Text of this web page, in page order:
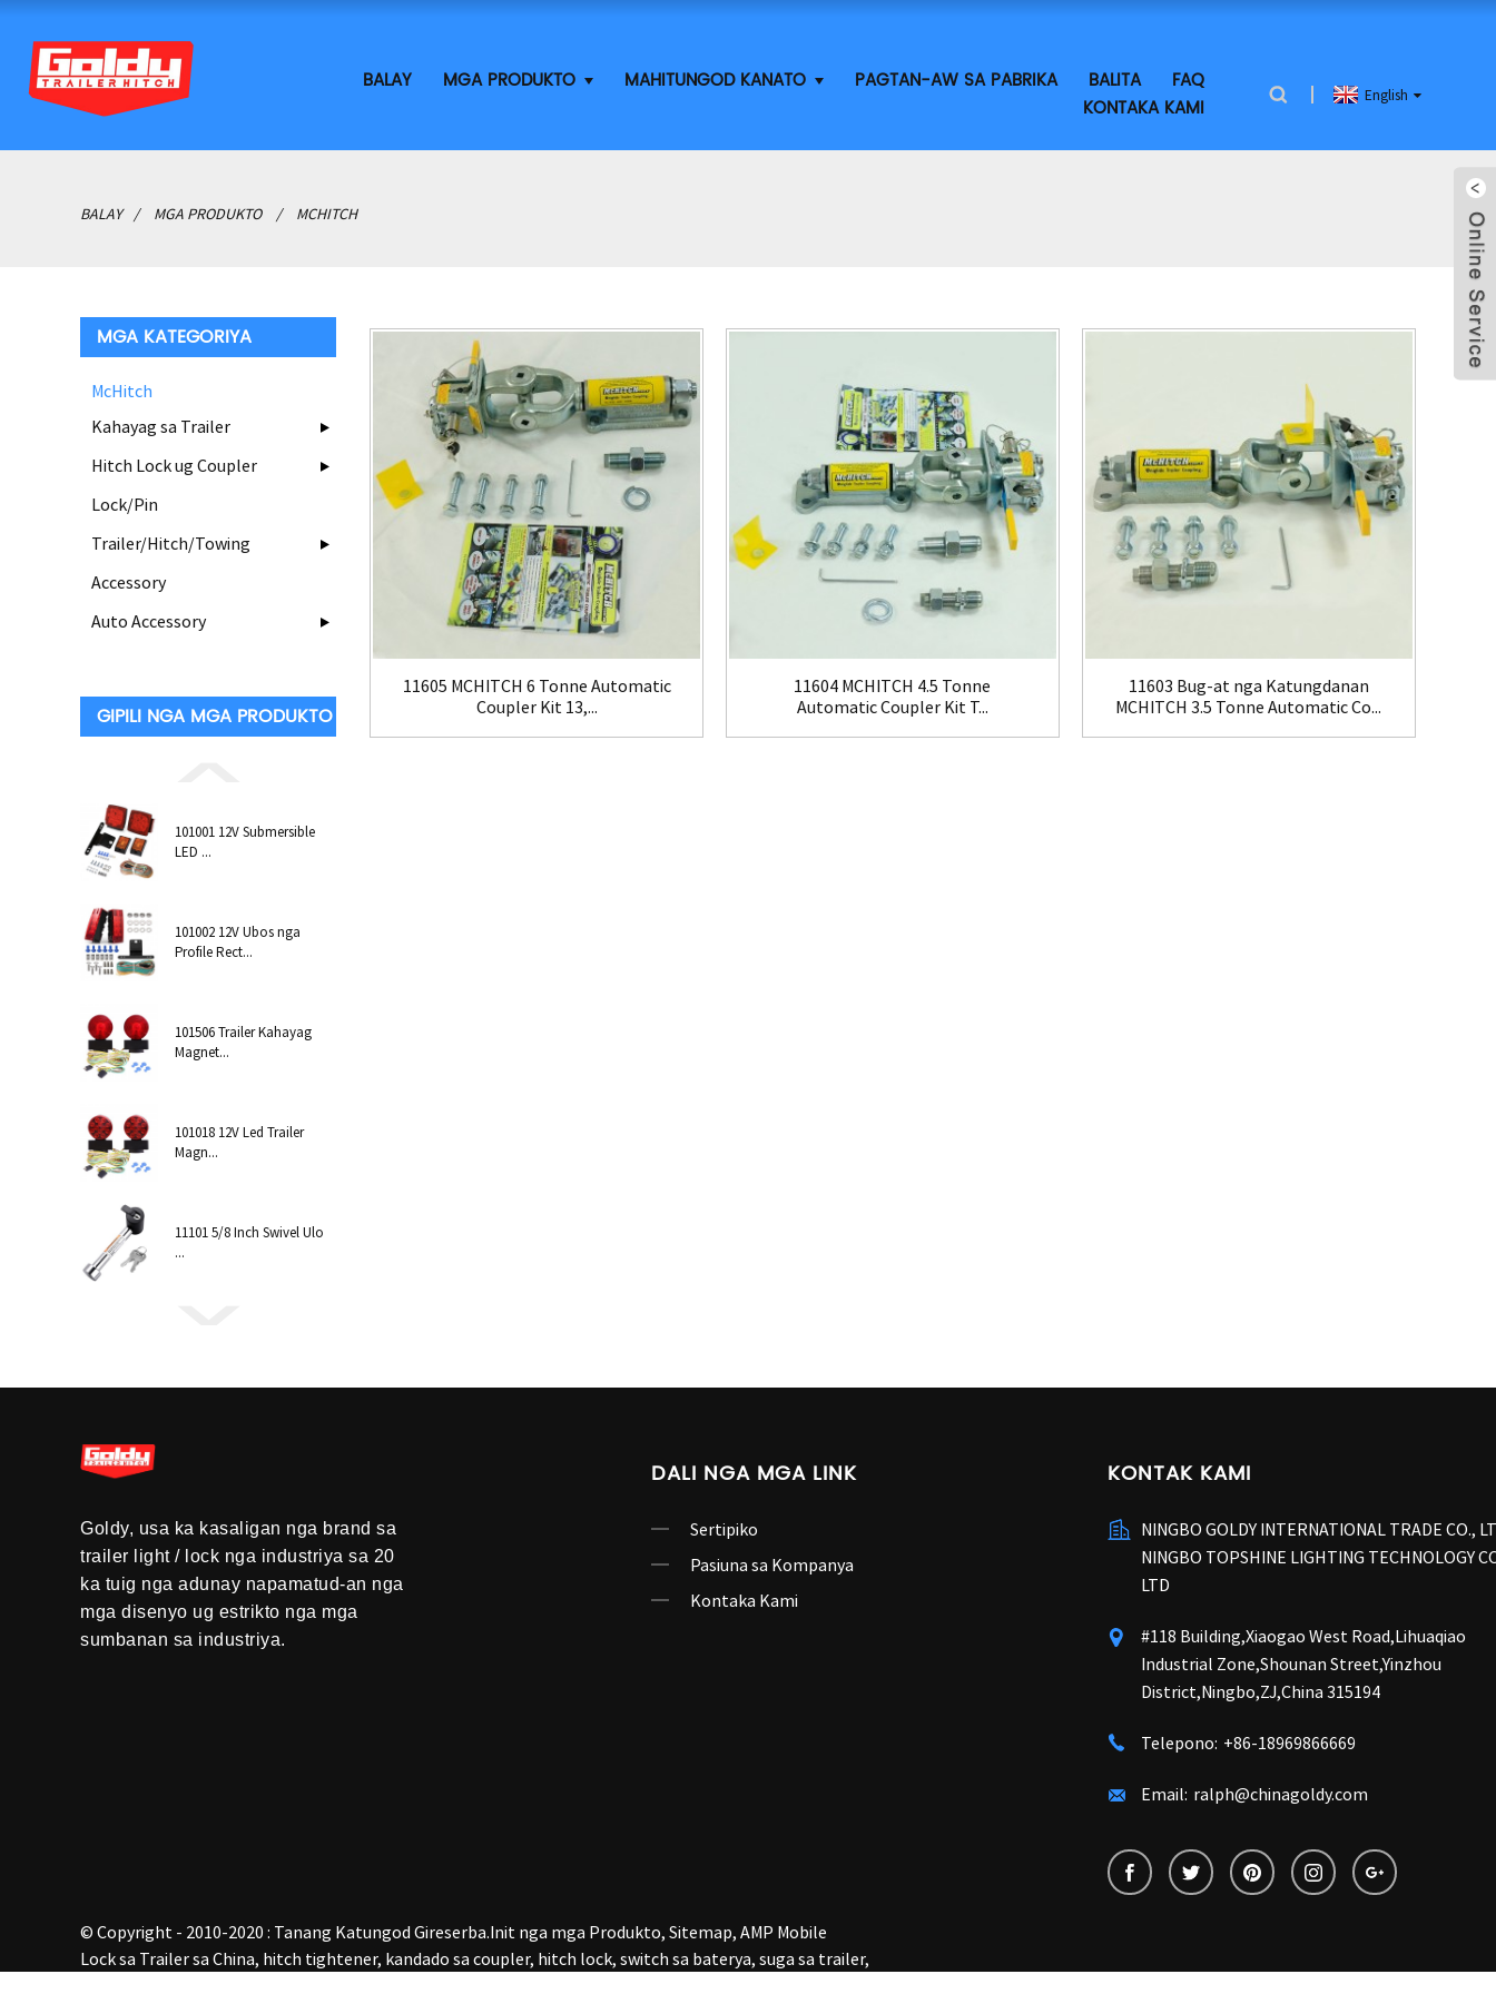
BALAY MGA PRODUKTO MAHITUNGOD KANATO PAGTAN-AW SA PABRIKA BALITA
FAQ
KONTAKA KAMI
English
BALAY MGA PRODUKTO MCHITCH
MGA KATEGORIYA
McHitch
Kahayag sa Trailer
Hitch Lock ug Coupler
Lock/Pin
Trailer/Hitch/Towing
Accessory
Auto Accessory
GIPILI NGA MGA PRODUKTO
101001 12V Submersible
LED ...
101002 12V Ubos nga
Profile Rect...
101506 Trailer Kahayag
Magnet...
101018 12V Led Trailer
Magn...
11101 5/8 Inch Swivel Ulo
...
11605 MCHITCH 6 Tonne Automatic
Coupler Kit 13,...
11604 MCHITCH 4.5 Tonne
Automatic Coupler Kit T...
11603 Bug-at nga Katungdanan
MCHITCH 3.5 Tonne Automatic Co...
Goldy, usa ka kasaligan nga brand sa
trailer light / lock nga industriya sa 20
ka tuig nga adunay napamatud-an nga
mga disenyo ug estrikto nga mga
sumbanan sa industriya.
DALI NGA MGA LINK
Sertipiko
Pasiuna sa Kompanya
Kontaka Kami
KONTAK KAMI
NINGBO GOLDY INTERNATIONAL TRADE CO.,
NINGBO TOPSHINE LIGHTING TECHNOLOGY
LTD
#118 Building,Xiaogao West Road,Lihuaqiao
Industrial Zone,Shounan Street,Yinzhou
District,Ningbo,ZJ,China 315194
Telepono: +86-18969866669
Email: ralph@chinagoldy.com
© Copyright - 2010-2020 : Tanang Katungod Gireserba.Init nga mga Produkto, Sitemap, AMP Mobile
Lock sa Trailer sa China, hitch tightener, kandado sa coupler, hitch lock, switch sa baterya, suga sa trailer,